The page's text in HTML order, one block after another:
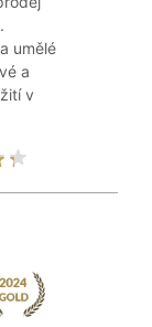
umělé
a
v